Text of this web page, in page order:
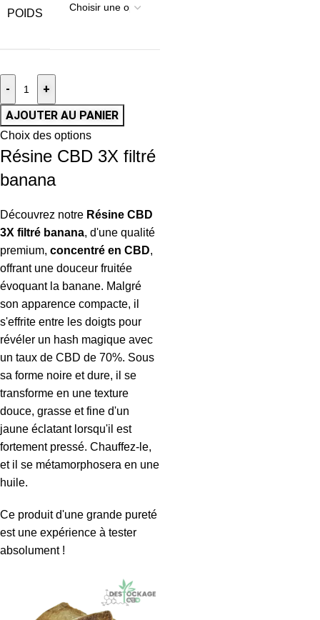
POIDS
-
+
AJOUTER AU PANIER
Choix des options
Résine CBD 3X filtré
banana
Découvrez notre Résine CBD
3X filtré banana, d'une qualité
premium, concentré en CBD,
offrant une douceur fruitée
évoquant la banane. Malgré
son apparence compacte, il
s'effrite entre les doigts pour
révéler un hash magique avec
un taux de CBD de 70%. Sous
sa forme noire et dure, il se
transforme en une texture
douce, grasse et fine d'un
jaune éclatant lorsqu'il est
fortement pressé. Chauffez-le,
et il se métamorphosera en une
huile.
Ce produit d'une grande pureté
est une expérience à tester
absolument !